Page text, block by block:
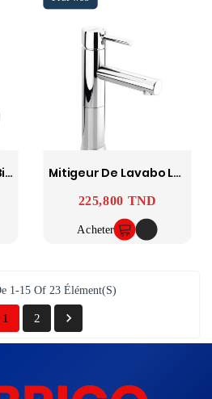
Mitigeur De Lavabo Bizerte SOPAL Mitigeur De Lavabo Long Bizerte SOPAL
Prix
225,800 TND
Acheter
1-15 Of 23 Élément(s)
1 2 